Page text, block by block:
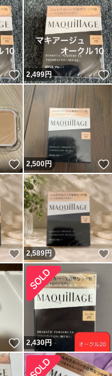
いいね！
2,499円
いいね！
2,500円
いいね！
2,589円
いいね！
2,430円